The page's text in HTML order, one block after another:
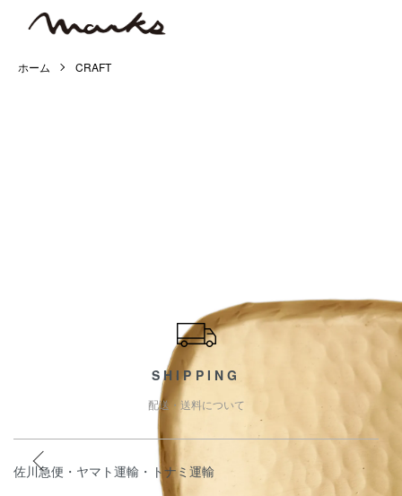
ホーム CRAFT
SHIPPING
配送・送料について
佐川急便・ヤマト運輸・トナミ運輸